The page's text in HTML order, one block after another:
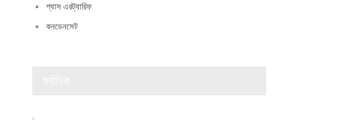
গ্যাস এরট্যারিফ
কনডেনসেট